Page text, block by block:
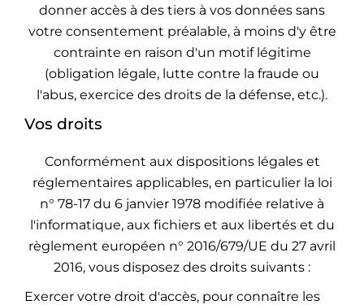
donner accès à des tiers à vos données sans
votre consentement préalable, à moins d'y être
contrainte en raison d'un motif légitime
(obligation légale, lutte contre la fraude ou
l'abus, exercice des droits de la défense, etc.).
Vos droits
Conformément aux dispositions légales et
réglementaires applicables, en particulier la loi
n° 78-17 du 6 janvier 1978 modifiée relative à
l'informatique, aux fichiers et aux libertés et du
règlement européen n° 2016/679/UE du 27 avril
2016, vous disposez des droits suivants :
Exercer votre droit d'accès, pour connaître les